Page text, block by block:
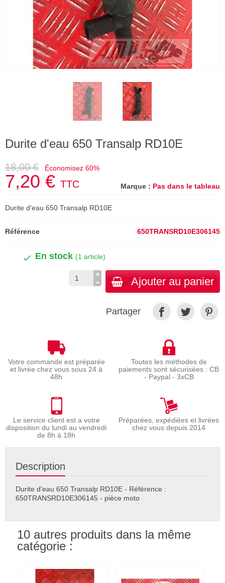
Durite d'eau 650 Transalp RD10E
Marque : Pas dans le tableau
18,00 € Économisez 60%
7,20 € TTC
Durite d'eau 650 Transalp RD10E
Référence 650TRANSRD10E306145
En stock (1 article)
Ajouter au panier
Partager
Votre commande est préparée
et livrée chez vous sous 24 à
48h
Toutes les méthodes de
paiements sont sécurisées : CB
- Paypal - 3xCB
Le service client est a votre
disposition du lundi au vendredi
de 8h à 18h
Préparées, expédiées et livrées
chez vous depuis 2014
Description
Durite d'eau 650 Transalp RD10E - Référence :
650TRANSRD10E306145 - pièce moto
10 autres produits dans la même
catégorie :